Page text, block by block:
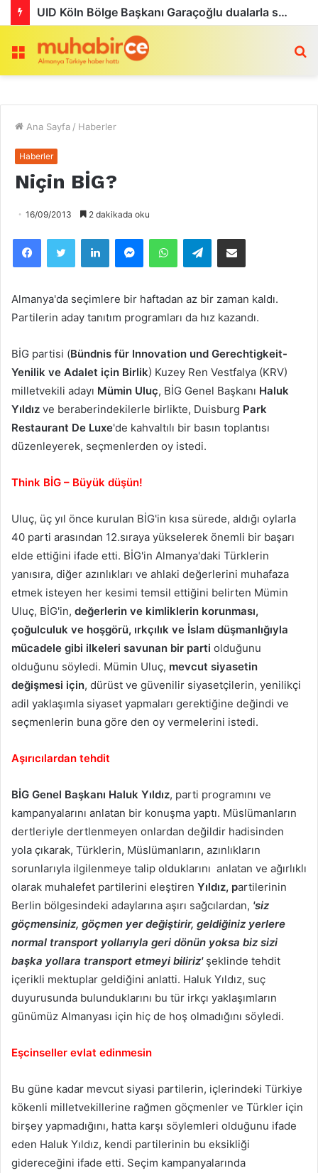
Menü
Ana Sayfa / Haberler
Haberler
Niçin BİG?
16/09/2013 2 dakikada oku
Telegram
Almanya'da seçimlere bir haftadan az bir zaman kaldı.
Partilerin aday tanıtım programları da hız kazandı.
BİG partisi (Bündnis für Innovation und Gerechtigkeit-
Yenilik ve Adalet için Birlik) Kuzey Ren Vestfalya (KRV)
milletvekili adayı Mümin Uluç, BİG Genel Başkanı Haluk
Yıldız ve beraberindekilerle birlikte, Duisburg Park
Restaurant De Luxe'de kahvaltılı bir basın toplantısı
düzenleyerek, seçmenlerden oy istedi.
Think BİG – Büyük düşün!
Uluç, üç yıl önce kurulan BİG'in kısa sürede, aldığı oylarla
40 parti arasından 12.sıraya yükselerek önemli bir başarı
elde ettiğini ifade etti. BİG'in Almanya'daki Türklerin
yanısıra, diğer azınlıkları ve ahlaki değerlerini muhafaza
etmek isteyen her kesimi temsil ettiğini belirten Mümin
Uluç, BİG'in, değerlerin ve kimliklerin korunması,
çoğulculuk ve hoşgörü, ırkçılık ve İslam düşmanlığıyla
mücadele gibi ilkeleri savunan bir parti olduğunu
olduğunu söyledi. Mümin Uluç, mevcut siyasetin
değişmesi için, dürüst ve güvenilir siyasetçilerin, yenilikçi
adil yaklaşımla siyaset yapmaları gerektiğine değindi ve
seçmenlerin buna göre den oy vermelerini istedi.
Aşırıcılardan tehdit
BİG Genel Başkanı Haluk Yıldız, parti programını ve
kampanyalarını anlatan bir konuşma yaptı. Müslümanların
dertleriyle dertlenmeyen onlardan değildir hadisinden
yola çıkarak, Türklerin, Müslümanların, azınlıkların
sorunlarıyla ilgilenmeye talip olduklarını anlatan ve ağırlıklı
olarak muhalefet partilerini eleştiren Yıldız, partilerinin
Berlin bölgesindeki adaylarına aşırı sağcılardan, 'siz
göçmensiniz, göçmen yer değiştirir, geldiğiniz yerlere
normal transport yollarıyla geri dönün yoksa biz sizi
başka yollara transport etmeyi biliriz'şeklinde tehdit
içerikli mektuplar geldiğini anlatti. Haluk Yıldız, suç
duyurusunda bulunduklarını bu tür irkçı yaklaşımların
günümüz Almanyası için hiç de hoş olmadığını söyledi.
Eşcinseller evlat edinmesin
Bu güne kadar mevcut siyasi partilerin, içlerindeki Türkiye
kökenli milletvekillerine rağmen göçmenler ve Türkler için
birşey yapmadığını, hatta karşı söylemleri olduğunu ifade
eden Haluk Yıldız, kendi partilerinin bu eksikliği
gidereceğini ifade etti. Seçim kampanyalarında